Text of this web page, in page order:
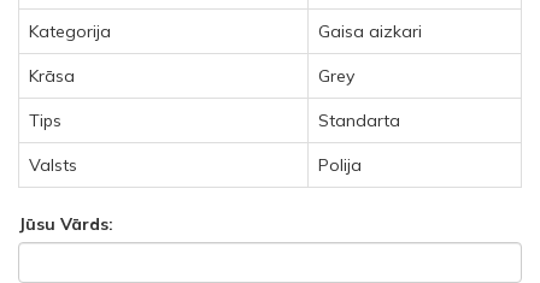
Kategorija Gaisa aizkari
Krāsa Grey
Tips Standarta
Valsts Polija
Jūsu Vārds: